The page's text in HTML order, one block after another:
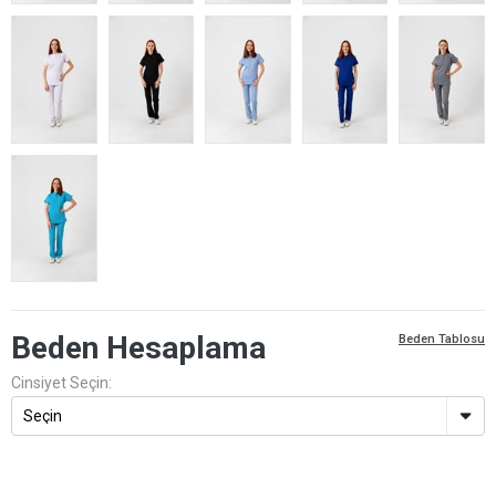
Beden Hesaplama
Cinsiyet Seçin:
Beden Tablosu